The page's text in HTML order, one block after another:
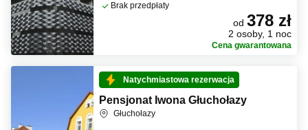
Brak przedpłaty
od 378 zł
2 osoby, 1 noc
Cena gwarantowana
Natychmiastowa rezerwacja
Pensjonat Iwona Głuchołazy
Głuchołazy